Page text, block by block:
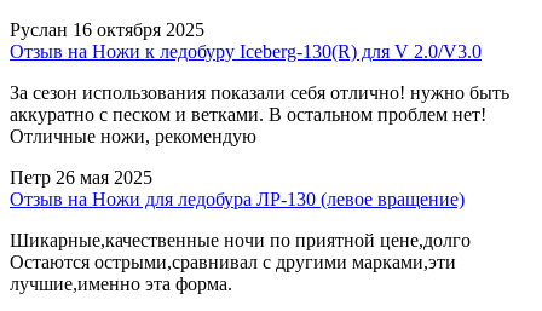
Руслан 16 октября 2025
Отзыв на Ножи к ледобуру Iceberg-130(R) для V 2.0/V3.0
За сезон использования показали себя отлично! нужно быть
аккуратно с песком и ветками. В остальном проблем нет!
Отличные ножи, рекомендую
Петр 26 мая 2025
Отзыв на Ножи для ледобура ЛР-130 (левое вращение)
Шикарные,качественные ночи по приятной цене,долго
Остаются острыми,сравнивал с другими марками,эти
лучшие,именно эта форма.